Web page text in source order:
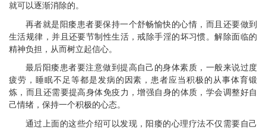
就可以逐渐消除的。
再者就是阳痿患者要保持一个舒畅愉快的心情，而且还要做到
生活规律，并且还要节制性生活，戒除手淫的坏习惯。解除面临的
精神负担，从而树立起信心。
最后阳痿患者要注意做到提高自己的身体素质，一般来说过度
疲劳，睡眠不足等都是发病的因素，患者应当积极的从事体育锻
炼，而且还需要提高身体免疫力，增强自身的体质，学会调整好自
己情绪，保持一个积极的心态。
通过上面的这些介绍可以发现，阳痿的心理疗法不仅需要自己